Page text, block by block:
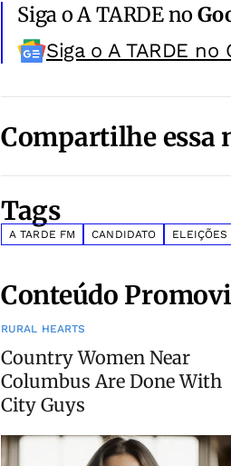
Siga o A TARDE no
Siga o A TARDE
Compartilhe essa
Tags
A TARDE FM CANDIDATO ELEIÇÕES